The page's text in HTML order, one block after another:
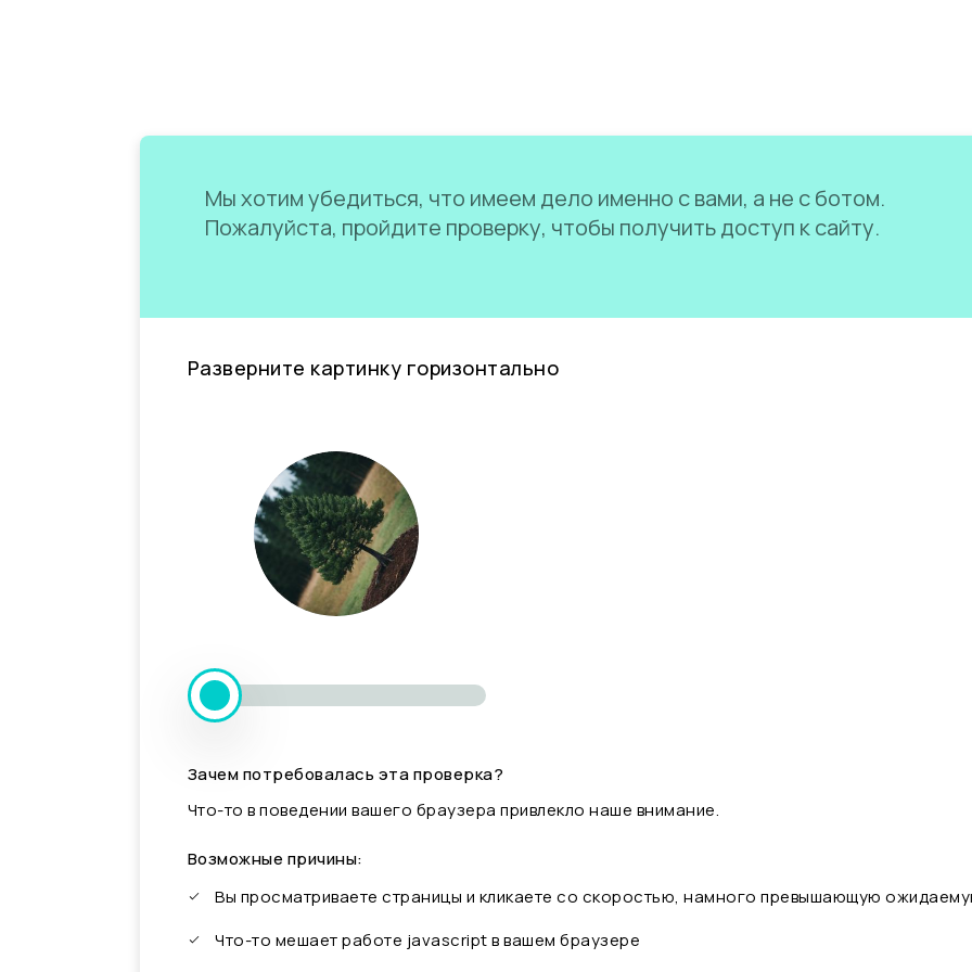
Мы хотим убедиться, что имеем дело именно с вами, а не с ботом.
Пожалуйста, пройдите проверку, чтобы получить доступ к сайту.
Разверните картинку горизонтально
Зачем потребовалась эта проверка?
Что-то в поведении вашего браузера привлекло наше внимание.
Возможные причины:
Вы просматриваете страницы и кликаете со скоростью, намного превышающую
Что-то мешает работе javascript в вашем браузере